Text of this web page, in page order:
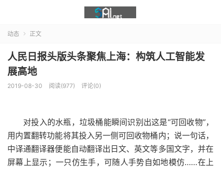
动态  正文
人民日报头版头条聚焦上海：构筑人工智能发
展高地
2019-08-30 阅读(977) 评论(0)
对投入的水瓶，垃圾桶能瞬间识别出这是“可回收物”，
用内置翻转功能将其投入另一侧可回收物桶内；说一句话，
中译通翻译器便能自动翻译出日文、英文等多国文字，并在
屏幕上显示；一只仿生手，可随人手势自如地模仿……在上